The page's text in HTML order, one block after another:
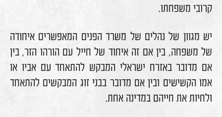
קרובי משפחתו.
יש מגוון של נהלים של משרד הפנים המאפשרים איחודה
של משפחה, בין אם זה איחוד של חייל עם הורהו הזר, בין
אם מדובר באזרח ישראלי המבקש להתאחד עם אביו או
אמו הקשישים ובין אם מדובר בבני זוג המבקשים להתאחד
ולחיות את חייהם במדינה אחת.